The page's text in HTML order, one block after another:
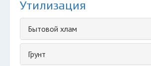
Утилизация
Бытовой хлам
Грунт